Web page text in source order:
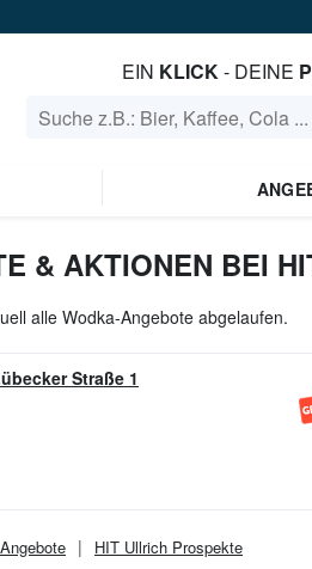
EIN KLICK- DEINE
& AKTIONEN BEI
alle Wodka-Angebote abgelaufen.
Straße 1
Angebote HIT Ullrich Prospekte